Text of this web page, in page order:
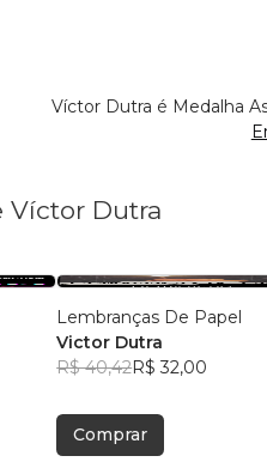
Víctor Dutra é Medalha
Víctor Dutra
Lembranças De Papel
Victor Dutra
R$ 40,42R$ 32,00
Comprar